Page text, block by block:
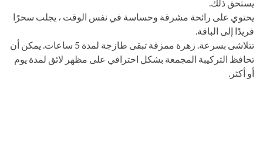
يستحق ذلك.
يحتوي على رائحة مشرقة وحساسة في نفس الوقت ، يجلب سحرًا
فريدًا إلى الباقة.
تتلاشى بسرعة. زهرة ممزقة تبقى طازجة لمدة 5 ساعات. يمكن أن
تحافظ التركيبة المجمعة بشكل احترافي على مظهر لائق لمدة يوم
أو أكثر.